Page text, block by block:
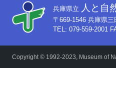
兵庫県立 人と自
〒669-1546 兵庫県
TEL: 079-559-2001
Copyright © 1992-2023, Museum of